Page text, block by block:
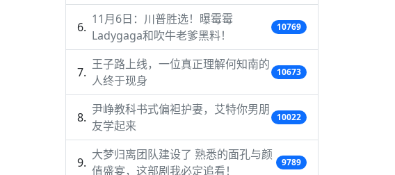
11月6日：川普胜选！曝霉霉
Ladygaga和吹牛老爹黑料！
10769
王子路上线，一位真正理解何知南的
人终于现身
10673
尹峥教科书式偏袒护妻，艾特你男朋
友学起来
10022
大梦归离团队建设了 熟悉的面孔与颜
值盛宴，这部剧我必定追看！
9789